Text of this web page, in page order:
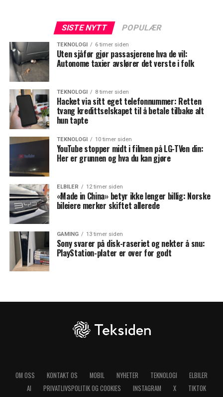
SISTE NYTT POPULÆR
TEKNOLOGI 6 timer siden
Uten sjåfør gjør passasjerene hva de vil:
Autonome taxier avslører det verste i folk
TEKNOLOGI 8 timer siden
Hacket via sitt eget telefonnummer: Retten
tvang kredittselskapet til å betale tilbake alt
hun tapte
TEKNOLOGI 10 timer siden
YouTube stopper midt i filmen på LG-TVen din:
Her er grunnen og hva du kan gjøre
ELBILER 12 timer siden
«Made in China» betyr ikke lenger billig: Norske
bileiere merker skiftet allerede
GAMING 13 timer siden
Sony svarer på disk-raseriet og nekter å snu:
PlayStation-plater er over for godt
OM OSS KONTAKT OS MOBIL NYHETER TEKNOLOGI
ELBILER
AI
PRIVATLIVSPOLITIK OG COOKIES INSTAGRAM X
TIKTOK